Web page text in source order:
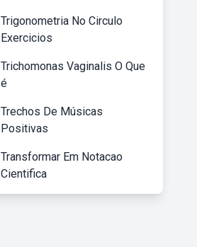
Trigonometria No Circulo
Exercicios
Trichomonas Vaginalis O Que
é
Trechos De Músicas
Positivas
Transformar Em Notacao
Cientifica